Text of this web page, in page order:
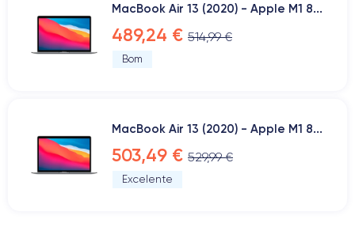
MacBook Air 13 (2020) - Apple M1 8...
489,24 € 514,99 €
Bom
MacBook Air 13 (2020) - Apple M1 8...
503,49 € 529,99 €
Excelente